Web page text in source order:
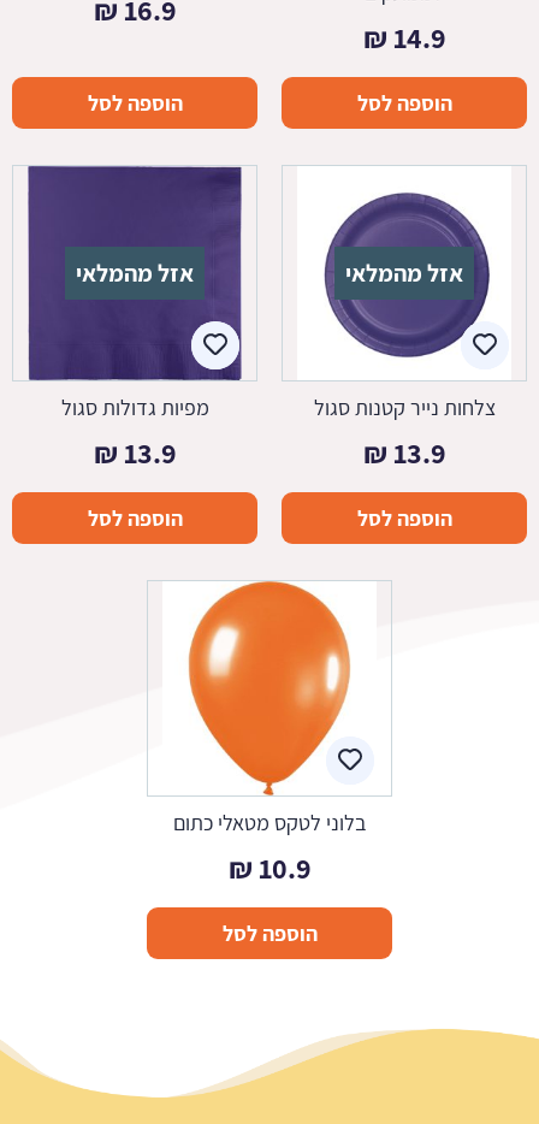
14.9
₪
הוספה לסל
16.9
₪
הוספה לסל
אזל מהמלאי
צלחות נייר קטנות סגול
13.9
₪
הוספה לסל
אזל מהמלאי
מפיות גדולות סגול
13.9
₪
הוספה לסל
בלוני לטקס מטאלי כתום
10.9
₪
הוספה לסל